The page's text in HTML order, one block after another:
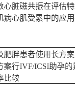
心脏磁共振在评估特
病心肌受累中的应用
肥胖患者使用长方案
案行IVF/ICSI助孕的
比较